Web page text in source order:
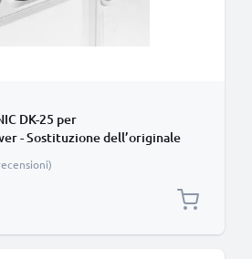
DK-25 per
- Sostituzione dell’originale
D5200 D5500 smarrito
gommino, ‘eye cup’